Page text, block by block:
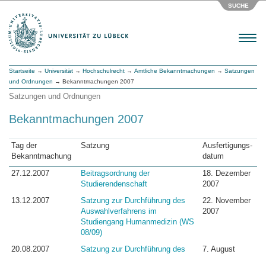
SUCHE
Menu
Startseite → Universität → Hochschulrecht → Amtliche Bekanntmachungen → Satzungen
und Ordnungen → Bekanntmachungen 2007
Satzungen und Ordnungen
Bekanntmachungen 2007
Tag der
Bekanntmachung
Satzung
Ausfertigungs-
datum
27.12.2007
Beitragsordnung der
Studierendenschaft
18. Dezember
2007
13.12.2007
Satzung zur Durchführung des
Auswahlverfahrens im
Studiengang Humanmedizin (WS
08/09)
22. November
2007
20.08.2007
Satzung zur Durchführung des
7. August